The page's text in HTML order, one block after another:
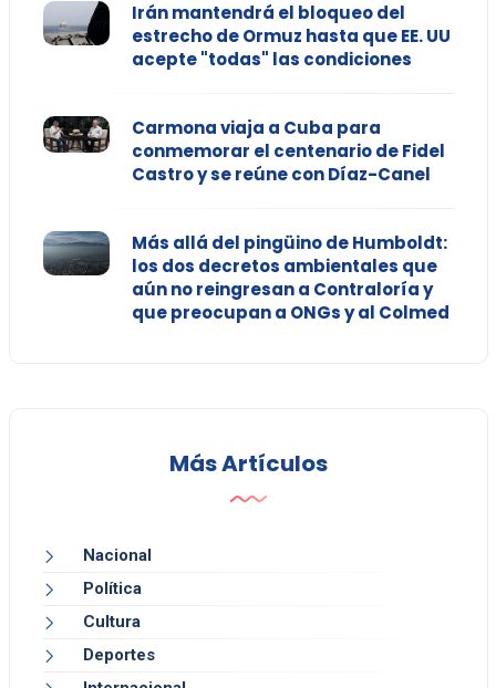
Irán mantendrá el bloqueo del
estrecho de Ormuz hasta que EE. UU
acepte "todas" las condiciones
Carmona viaja a Cuba para
conmemorar el centenario de Fidel
Castro y se reúne con Díaz-Canel
Más allá del pingüino de Humboldt:
los dos decretos ambientales que
aún no reingresan a Contraloría y
que preocupan a ONGs y al Colmed
Más Artículos
Nacional
Política
Cultura
Deportes